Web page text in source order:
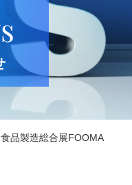
食品製造総合展FOOMA